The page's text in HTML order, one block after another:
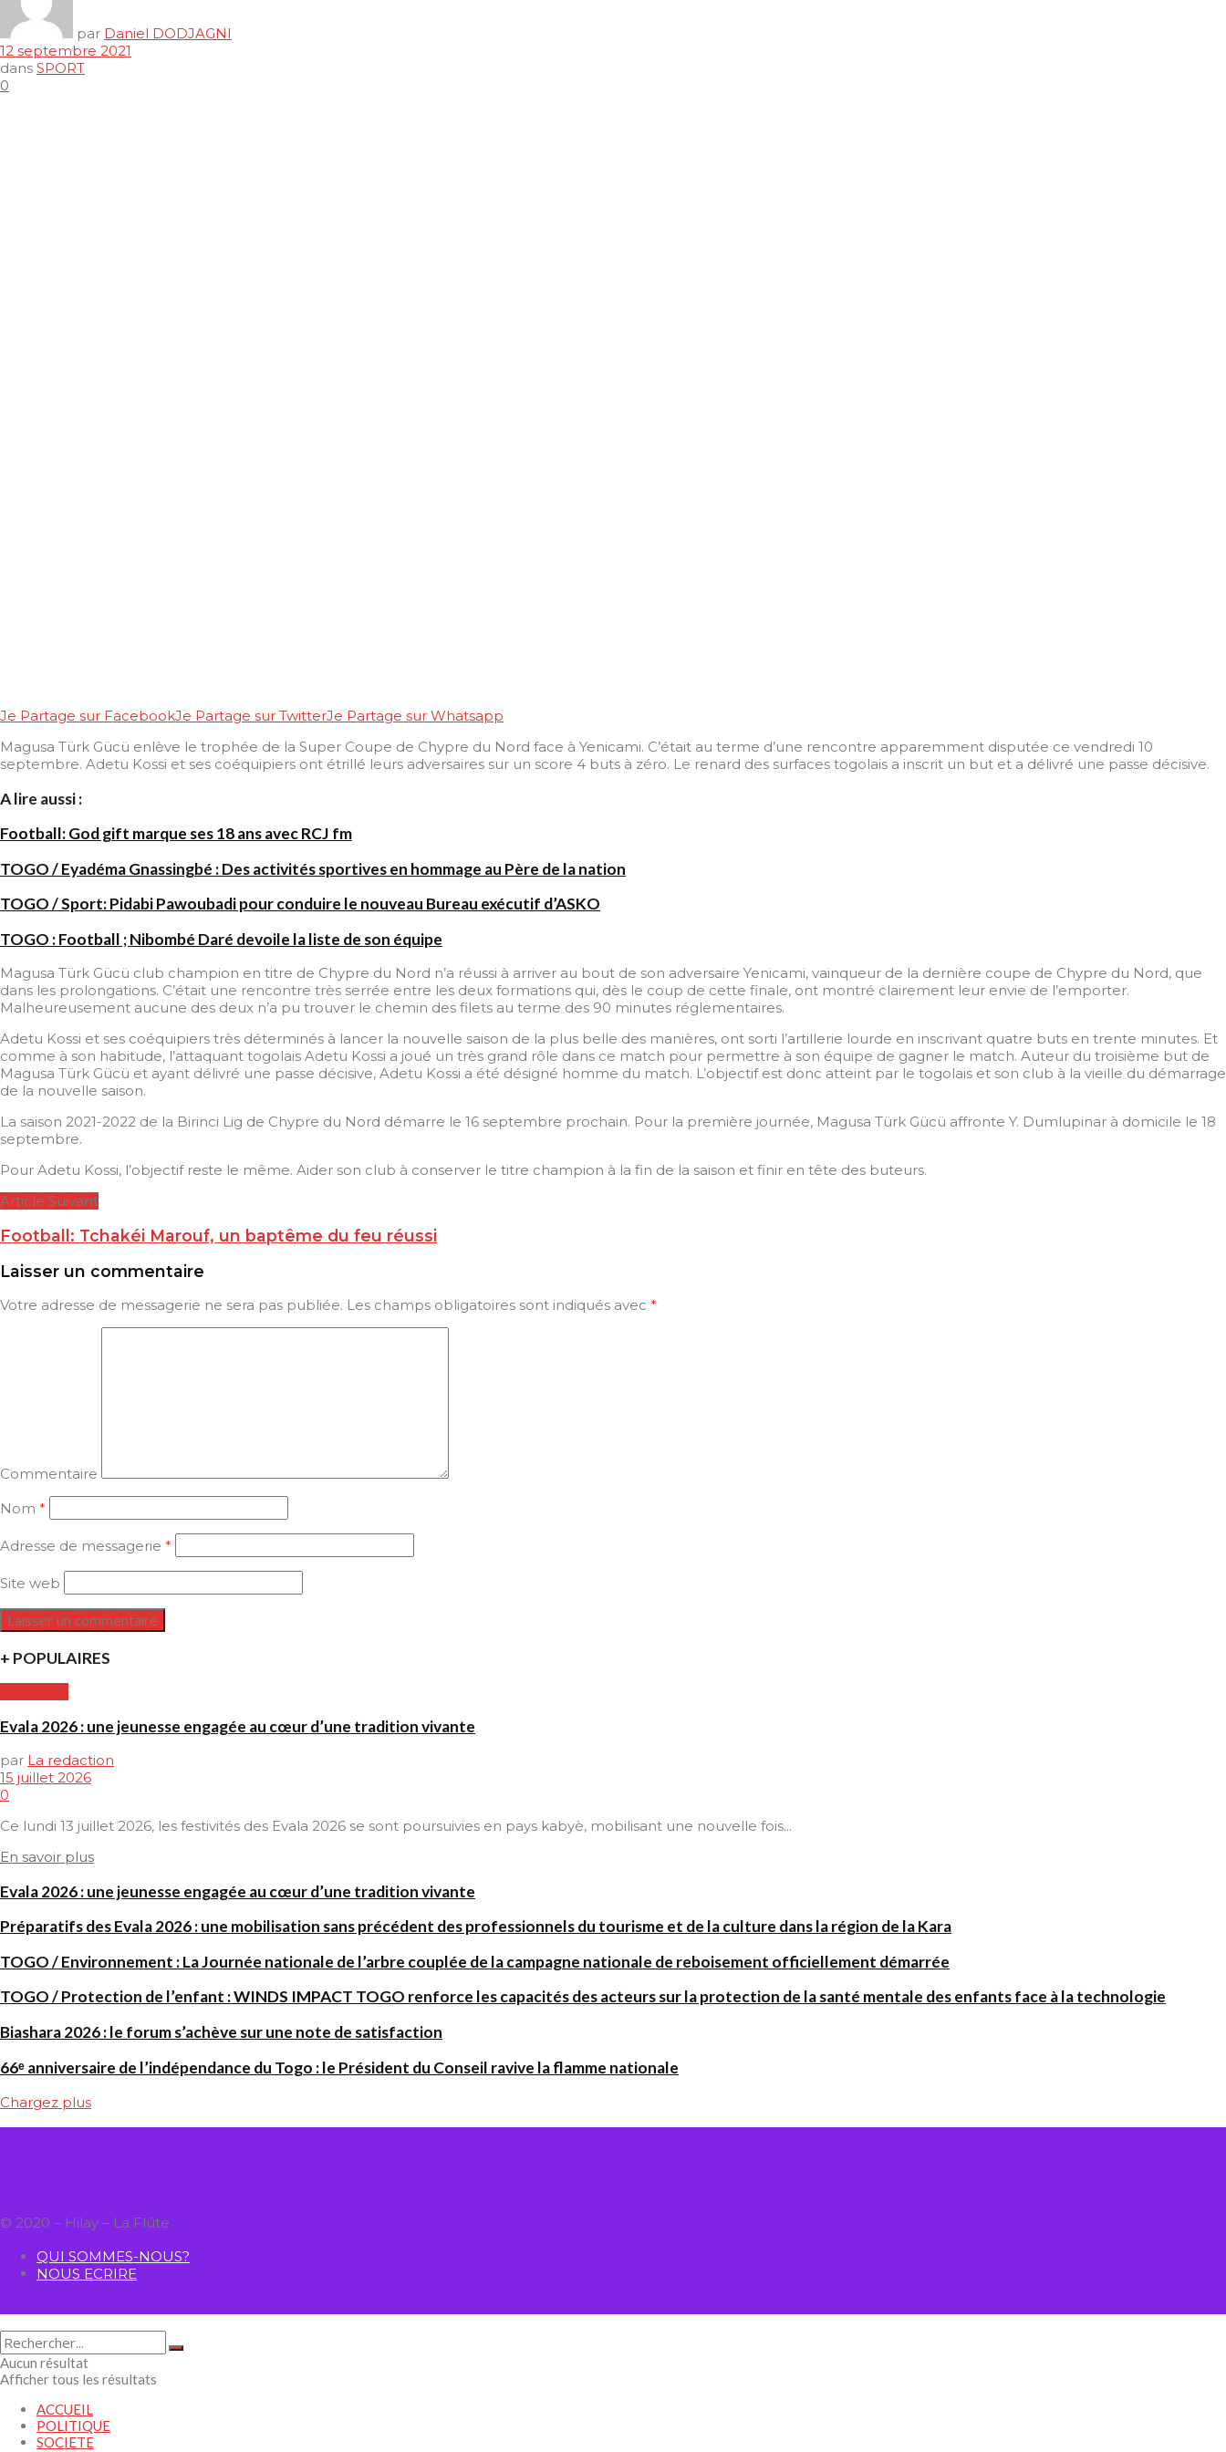
par Daniel DODJAGNI
12 septembre 2021
dans SPORT
0
Je Partage sur FacebookJe Partage sur TwitterJe Partage sur Whatsapp
Magusa Türk Gücü enlève le trophée de la Super Coupe de Chypre du Nord face à Yenicami. C’était au terme d’une rencontre apparemment disputée ce vendredi 10
septembre. Adetu Kossi et ses coéquipiers ont étrillé leurs adversaires sur un score 4 buts à zéro. Le renard des surfaces togolais a inscrit un but et a délivré une passe décisive.
A lire aussi :
Football: God gift marque ses 18 ans avec RCJ fm
TOGO / Eyadéma Gnassingbé : Des activités sportives en hommage au Père de la nation
TOGO / Sport: Pidabi Pawoubadi pour conduire le nouveau Bureau exécutif d’ASKO
TOGO : Football ; Nibombé Daré devoile la liste de son équipe
Magusa Türk Gücü club champion en titre de Chypre du Nord n’a réussi à arriver au bout de son adversaire Yenicami, vainqueur de la dernière coupe de Chypre du Nord, que
dans les prolongations. C’était une rencontre très serrée entre les deux formations qui, dès le coup de cette finale, ont montré clairement leur envie de l’emporter.
Malheureusement aucune des deux n’a pu trouver le chemin des filets au terme des 90 minutes réglementaires.
Adetu Kossi et ses coéquipiers très déterminés à lancer la nouvelle saison de la plus belle des manières, ont sorti l’artillerie lourde en inscrivant quatre buts en trente minutes. Et
comme à son habitude, l’attaquant togolais Adetu Kossi a joué un très grand rôle dans ce match pour permettre à son équipe de gagner le match. Auteur du troisième but de
Magusa Türk Gücü et ayant délivré une passe décisive, Adetu Kossi a été désigné homme du match. L’objectif est donc atteint par le togolais et son club à la vieille du démarrage
de la nouvelle saison.
La saison 2021-2022 de la Birinci Lig de Chypre du Nord démarre le 16 septembre prochain. Pour la première journée, Magusa Türk Gücü affronte Y. Dumlupinar à domicile le 18
septembre.
Pour Adetu Kossi, l’objectif reste le même. Aider son club à conserver le titre champion à la fin de la saison et finir en tête des buteurs.
Article Suivant
Football: Tchakéi Marouf, un baptême du feu réussi
Laisser un commentaire
Votre adresse de messagerie ne sera pas publiée. Les champs obligatoires sont indiqués avec *
Commentaire
Nom *
Adresse de messagerie *
Site web
+ POPULAIRES
Evala 2026 : une jeunesse engagée au cœur d’une tradition vivante
par La redaction
15 juillet 2026
0
Ce lundi 13 juillet 2026, les festivités des Evala 2026 se sont poursuivies en pays kabyè, mobilisant une nouvelle fois...
En savoir plus
Evala 2026 : une jeunesse engagée au cœur d’une tradition vivante
Préparatifs des Evala 2026 : une mobilisation sans précédent des professionnels du tourisme et de la culture dans la région de la Kara
TOGO / Environnement : La Journée nationale de l’arbre couplée de la campagne nationale de reboisement officiellement démarrée
TOGO / Protection de l’enfant : WINDS IMPACT TOGO renforce les capacités des acteurs sur la protection de la santé mentale des enfants face à la technologie
Biashara 2026 : le forum s’achève sur une note de satisfaction
66ᵉ anniversaire de l’indépendance du Togo : le Président du Conseil ravive la flamme nationale
Chargez plus
© 2020 – Hilay – La Flûte
QUI SOMMES-NOUS?
NOUS ECRIRE
Aucun résultat
Afficher tous les résultats
ACCUEIL
POLITIQUE
SOCIETE